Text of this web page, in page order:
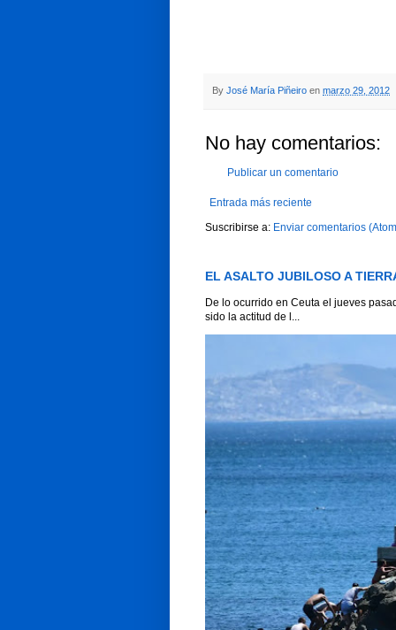
By José María Piñeiro en marzo 29, 2012
No hay comentarios:
Publicar un comentario
Entrada más reciente
Suscribirse a: Enviar comentarios
EL ASALTO JUBILOSO A
De lo ocurrido en Ceuta el jueves
sido la actitud de l...